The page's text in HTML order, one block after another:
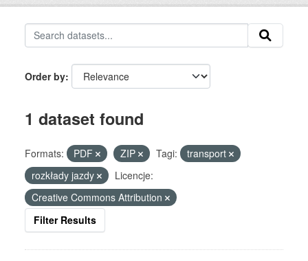
Order by
1 dataset found
Formats: PDF ZIP Tagi:
transport
rozkłady jazdy
Licencje:
Creative Commons Attribution
Filter Results